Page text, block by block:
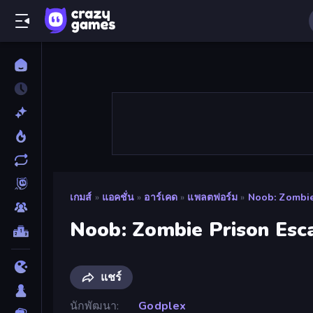
เกมส์ » แอคชั่น » อาร์เคด » แพลตฟอร์ม » Noob:
Noob: Zombie Prison
แชร์
นักพัฒนา
Godplex